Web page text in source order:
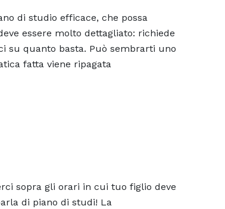
di studio efficace, che possa
essere molto dettagliato: richiede
su quanto basta. Può sembrarti uno
fatta viene ripagata
sopra gli orari in cui tuo figlio deve
di piano di studi! La